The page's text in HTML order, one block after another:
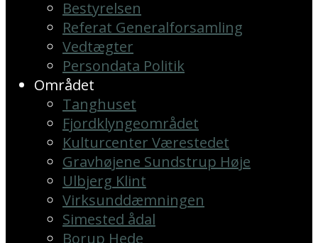
Bestyrelsen
Referat Generalforsamling
Vedtægter
Persondata Politik
Området
Tanghuset
Fjordklyngeområdet
Kulturcenter Værestedet
Gravhøjene Sundstrup Høje
Ulbjerg Klint
Virksunddæmningen
Simested ådal
Borup Hede